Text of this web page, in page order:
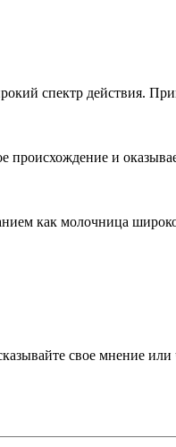
спектр действия.
происхождение и
как молочница
свое мнение или